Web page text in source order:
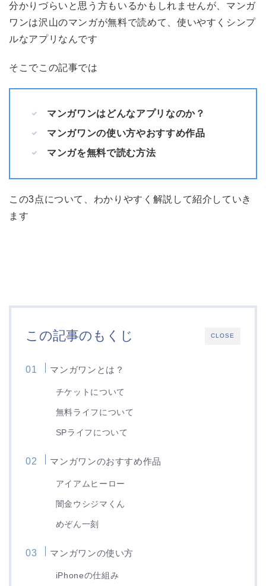
分かりづらいと思う方もいるかもしれませんが、マンガ
ワンは沢山のマンガが無料で読めて、使いやすくシンプ
ルなアプリなんです
そこでこの記事では
マンガワンはどんなアプリなのか？
マンガワンの使い方やおすすめ作品
マンガを無料で読む方法
この3点について、わかりやすく解説して紹介していき
ます
CLOSE
この記事のもくじ
マンガワンとは？
チケットについて
無料ライフについて
SPライフについて
マンガワンのおすすめ作品
アイアムヒーロー
闇金ウシジマくん
めぞん一刻
マンガワンの使い方
iPhoneの仕組み